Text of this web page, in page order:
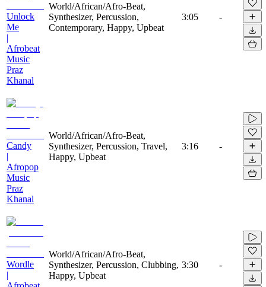
Unlock
Me
|
Afrobeat
Music
Praz
Khanal
World/African/Afro-Beat,
Synthesizer, Percussion,
Contemporary, Happy, Upbeat
3:05 -
Candy
|
Afropop
Music
Praz
Khanal
World/African/Afro-Beat,
Synthesizer, Percussion, Travel,
Happy, Upbeat
3:16 -
Wordle
|
World/African/Afro-Beat,
Synthesizer, Percussion, Clubbing,
Happy, Upbeat
3:30 -